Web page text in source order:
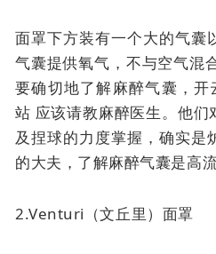
面罩下方装有一个大的气囊
气囊提供氧气，不与空气混
要确切地了解麻醉气囊，
站 应该请教麻醉医生。他们
及捏球的力度掌握，确实是
的大夫，了解麻醉气囊是高
2.Venturi（文丘里）面罩